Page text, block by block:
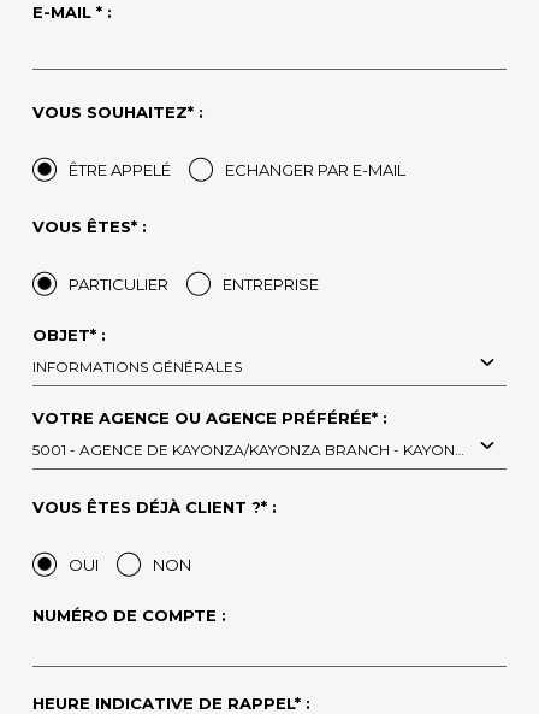
E-MAIL * :
VOUS SOUHAITEZ* :
ÊTRE APPELÉ ECHANGER PAR E-MAIL
VOUS ÊTES* :
PARTICULIER ENTREPRISE
OBJET* :
INFORMATIONS GÉNÉRALES
VOTRE AGENCE OU AGENCE PRÉFÉRÉE* :
VOUS ÊTES DÉJÀ CLIENT ?* :
OUI NON
NUMÉRO DE COMPTE :
HEURE INDICATIVE DE RAPPEL* :